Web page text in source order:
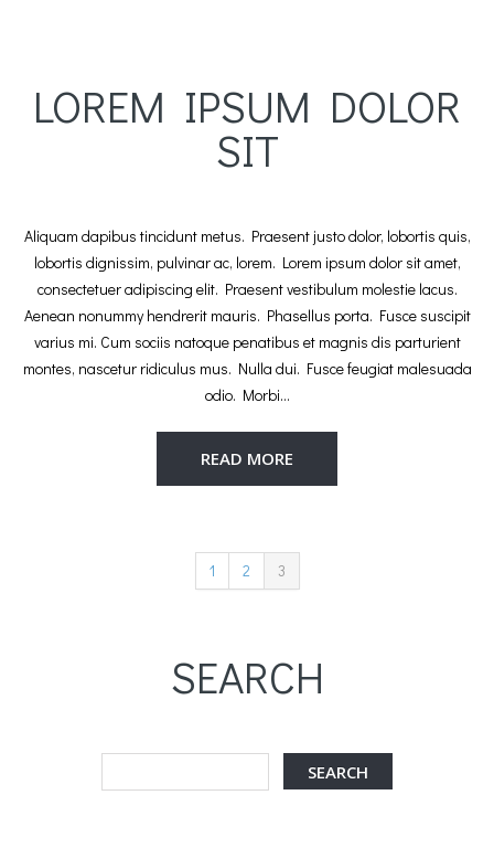
LOREM IPSUM DOLOR
SIT
Aliquam dapibus tincidunt metus. Praesent justo dolor, lobortis quis,
lobortis dignissim, pulvinar ac, lorem. Lorem ipsum dolor sit amet,
consectetuer adipiscing elit. Praesent vestibulum molestie lacus.
Aenean nonummy hendrerit mauris. Phasellus porta. Fusce suscipit
varius mi. Cum sociis natoque penatibus et magnis dis parturient
montes, nascetur ridiculus mus. Nulla dui. Fusce feugiat malesuada
odio. Morbi…
READ MORE
1 2 3
SEARCH